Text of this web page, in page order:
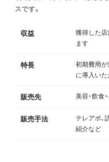
スです。
収益
獲得した
ます
特長
初期費用が
に導入い
販売先 美容・飲食
販売手法
テレアポ、
紹介など